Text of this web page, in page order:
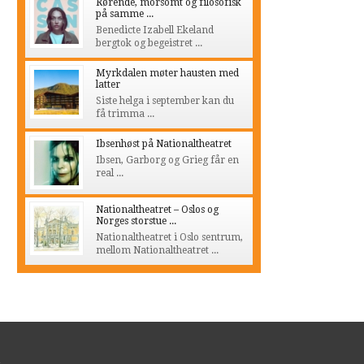
Rørende, morsomt og filosofisk
på samme ...
Benedicte Izabell Ekeland
bergtok og begeistret ...
Myrkdalen møter hausten med
latter
Siste helga i september kan du
få trimma ...
Ibsenhøst på Nationaltheatret
Ibsen, Garborg og Grieg får en
real ...
Nationaltheatret – Oslos og
Norges storstue ...
Nationaltheatret i Oslo sentrum,
mellom Nationaltheatret ...